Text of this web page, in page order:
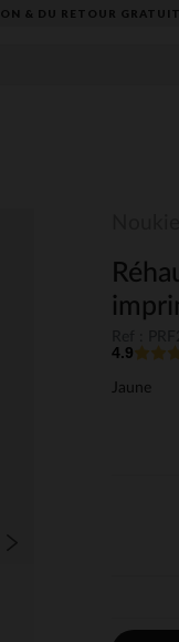
& DU RETOUR
4.9
Jaune